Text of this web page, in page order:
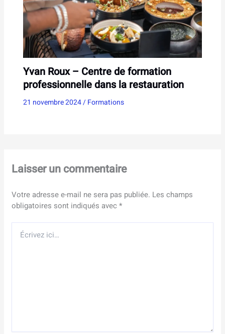
Yvan Roux – Centre de formation
professionnelle dans la restauration
21 novembre 2024/Formations
Laisser un commentaire
Votre adresse e-mail ne sera pas publiée. Les champs
obligatoires sont indiqués avec*
ici…